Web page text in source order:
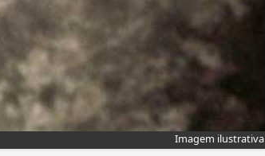
Imagem ilustrativa